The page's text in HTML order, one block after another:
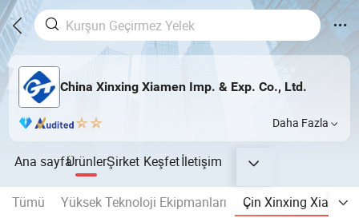
China Xinxing Xiamen Imp. & Exp. Co., Ltd.
Daha Fazla
Ana sayfaÜrünlerŞirket Keşfetİletişim
Tümü Yüksek Teknoloji Ekipmanları
Çin Xinxing Xiamen